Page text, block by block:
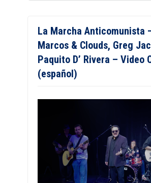
La Marcha Anticomunista
Marcos & Clouds, Greg
Paquito D’ Rivera – Video
(español)